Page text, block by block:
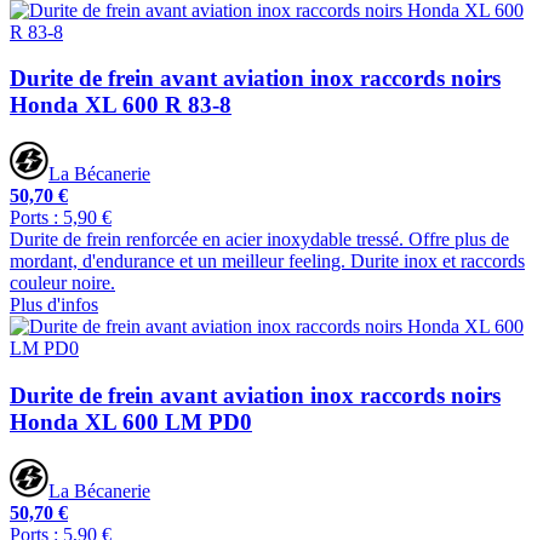
Durite de frein avant aviation inox raccords noirs
Honda XL 600 R 83-8
La Bécanerie
50,70 €
Ports : 5,90 €
Durite de frein renforcée en acier inoxydable tressé. Offre plus de
mordant, d'endurance et un meilleur feeling. Durite inox et raccords
couleur noire.
Plus d'infos
Durite de frein avant aviation inox raccords noirs
Honda XL 600 LM PD0
La Bécanerie
50,70 €
Ports : 5,90 €